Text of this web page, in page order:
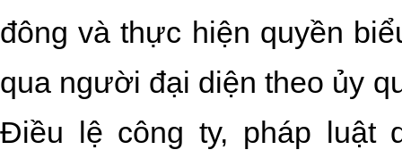
đông và thực hiện quyền
qua người đại diện theo ủy
Điều lệ công ty, pháp luật